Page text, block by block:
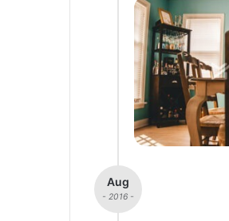
Aug
- 2016 -